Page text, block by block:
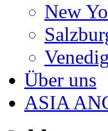
New
Über uns
ASIA